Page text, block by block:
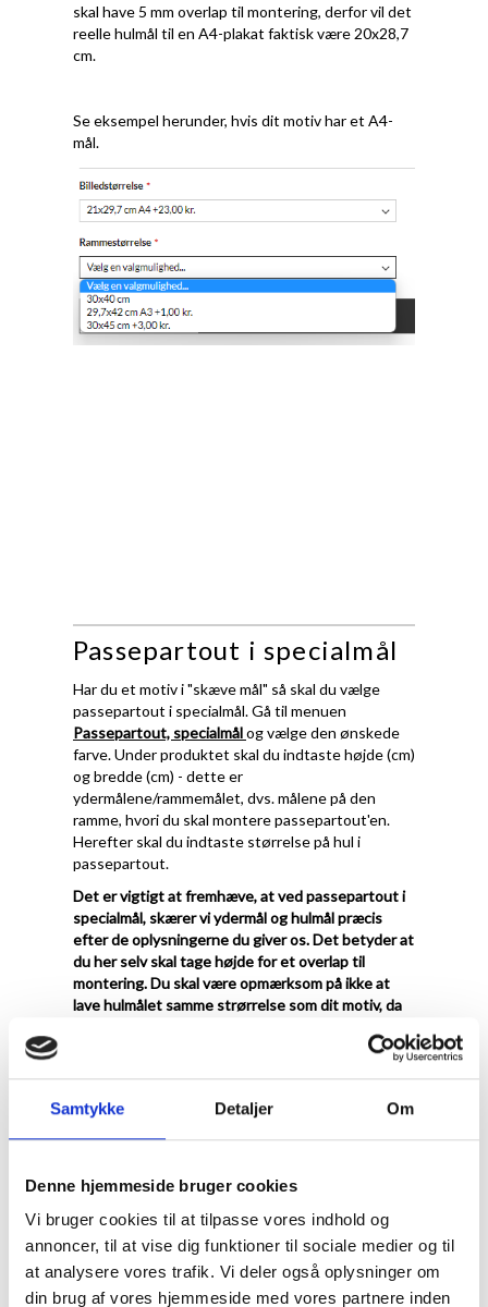
Samtykke Detaljer Om
Denne hjemmeside bruger cookies
Vi bruger cookies til at tilpasse vores indhold og
annoncer, til at vise dig funktioner til sociale medier og til
at analysere vores trafik. Vi deler også oplysninger om
din brug af vores hjemmeside med vores partnere inden
skal have 5 mm overlap til montering, derfor vil det
reelle hulmål til en A4-plakat faktisk være 20x28,7
cm.
Se eksempel herunder, hvis dit motiv har et A4-
mål.
Passepartout i specialmål
Har du et motiv i "skæve mål" så skal du vælge
passepartout i specialmål. Gå til menuen
Passepartout, specialmålog vælge den ønskede
farve. Under produktet skal du indtaste højde (cm)
og bredde (cm) - dette er
ydermålene/rammemålet, dvs. målene på den
ramme, hvori du skal montere passepartout'en.
Herefter skal du indtaste størrelse på hul i
passepartout.
Det er vigtigt at fremhæve, at ved passepartout i
specialmål, skærer vi ydermål og hulmål præcis
efter de oplysningerne du giver os. Det betyder at
du her selv skal tage højde for et overlap til
montering. Du skal være opmærksom på ikke at
lave hulmålet samme strørrelse som dit motiv, da
hulmålet 1 cm mindre på hvert led, så du har 5 mm
Ved Passepartout i specialmål er det meste
muligt. Du kan både bestille et passepartout med
flere huller, eller få placering præcis hvor du
kant på 2 cm og op efter.
Se eksempler herunder.